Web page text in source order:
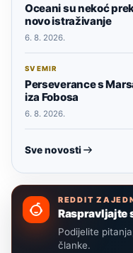
Oceani su nekoć
novo istraživanje
6. 8. 2026.
SVEMIR
Perseverance s
iza Fobosa
6. 8. 2026.
Sve novosti
REDDIT
Raspravljajte
Podijelite
članke.